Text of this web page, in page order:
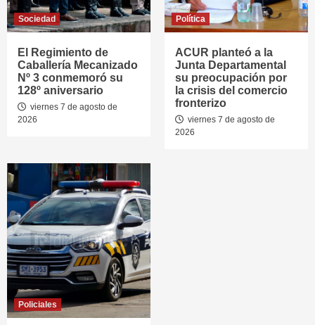
Sociedad
El Regimiento de
Caballería Mecanizado
Nº 3 conmemoró su
128º aniversario
viernes 7 de agosto de
2026
Política
ACUR planteó a la
Junta Departamental
su preocupación por
la crisis del comercio
fronterizo
viernes 7 de agosto de
2026
Policiales